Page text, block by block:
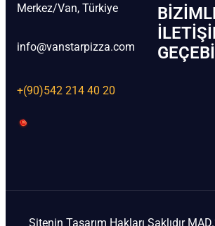
Merkez/Van, Türkiye
info@vanstarpizza.com
+(90)542 214 40 20
Sitenin Tasarım Hakları Saklıdır